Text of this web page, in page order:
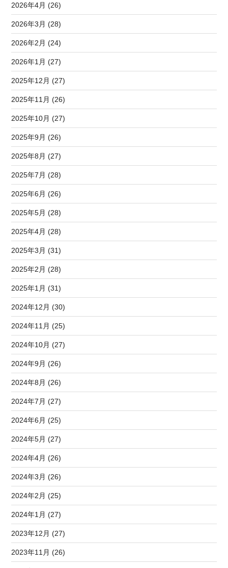
2026年4月 (26)
2026年3月 (28)
2026年2月 (24)
2026年1月 (27)
2025年12月 (27)
2025年11月 (26)
2025年10月 (27)
2025年9月 (26)
2025年8月 (27)
2025年7月 (28)
2025年6月 (26)
2025年5月 (28)
2025年4月 (28)
2025年3月 (31)
2025年2月 (28)
2025年1月 (31)
2024年12月 (30)
2024年11月 (25)
2024年10月 (27)
2024年9月 (26)
2024年8月 (26)
2024年7月 (27)
2024年6月 (25)
2024年5月 (27)
2024年4月 (26)
2024年3月 (26)
2024年2月 (25)
2024年1月 (27)
2023年12月 (27)
2023年11月 (26)